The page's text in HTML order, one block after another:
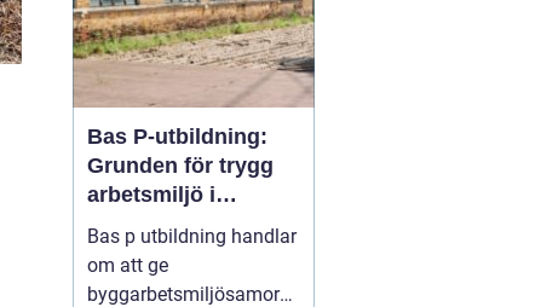
Bas P-utbildning:
Grunden för trygg
arbetsmiljö i
byggprojekt
Bas p utbildning handlar
om att ge
byggarbetsmiljösamord